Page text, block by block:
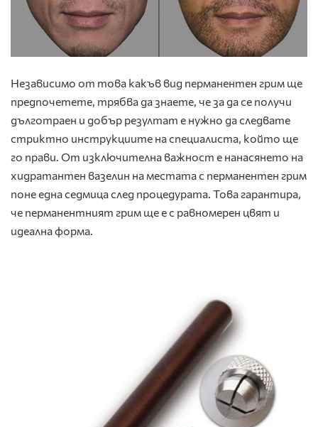
Независимо от това какъв вид перманентен грим ще
предпочетете, трябва да знаете, че за да се получи
дълготраен и добър резултат е нужно да следвате
стриктно инструкциите на специалиста, който ще
го прави. От изключителна важност е нанасянето на
хидратантен вазелин на местата с перманентен грим
поне една седмица след процедурата. Това гарантира,
че перманентният грим ще е с равномерен цвят и
идеална форма.